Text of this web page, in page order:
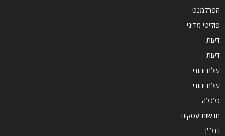
הפרלמנט
פוליטי מדיני
דעות
דעות
עולם יהודי
עולם יהודי
כלכלה
חדשות עסקים
נדל''ן